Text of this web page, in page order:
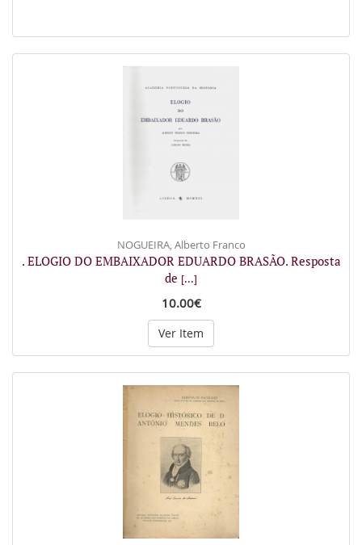
NOGUEIRA, Alberto Franco
. ELOGIO DO EMBAIXADOR EDUARDO BRASÃO. Resposta
de [...]
10.00€
Ver Item